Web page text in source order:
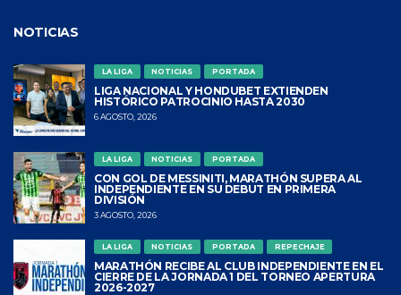
NOTICIAS
LA LIGA NOTICIAS PORTADA
LIGA NACIONAL Y HONDUBET EXTIENDEN
HISTÓRICO PATROCINIO HASTA 2030
6 AGOSTO, 2026
LA LIGA NOTICIAS PORTADA
CON GOL DE MESSINITI, MARATHÓN SUPERA AL
INDEPENDIENTE EN SU DEBUT EN PRIMERA
DIVISIÓN
3 AGOSTO, 2026
LA LIGA NOTICIAS PORTADA REPECHAJE
MARATHÓN RECIBE AL CLUB INDEPENDIENTE EN EL
CIERRE DE LA JORNADA 1 DEL TORNEO APERTURA
2026-2027